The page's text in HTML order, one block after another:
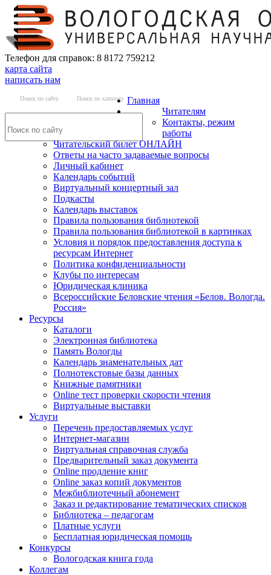
Телефон для справок: 8 8172 759212
карта сайта
написать нам
Поиск по сайту Поиск по каталогу Главная
Читателям
Контакты, режим
работы
Читательский билет ОНЛАЙН
Ответы на часто задаваемые вопросы
Личный кабинет
Календарь событий
Виртуальный концертный зал
Подкасты
Календарь выставок
Правила пользования библиотекой
Правила пользования библиотекой в картинках
Условия и порядок предоставления доступа к
ресурсам Интернет
Политика конфиденциальности
Клубы по интересам
Юридическая клиника
Всероссийские Беловские чтения «Белов. Вологда.
Россия»
Ресурсы
Каталоги
Электронная библиотека
Память Вологды
Календарь знаменательных дат
Полнотекстовые базы данных
Книжные памятники
Online тест проверки скорости чтения
Виртуальные выставки
Услуги
Перечень предоставляемых услуг
Интернет-магазин
Виртуальная справочная служба
Предварительный заказ документа
Online продление книг
Online заказ копий документов
Межбиблиотечный абонемент
Заказ и редактирование тематических списков
Библиотека – педагогам
Платные услуги
Бесплатная юридическая помощь
Конкурсы
Вологодская книга года
Коллегам